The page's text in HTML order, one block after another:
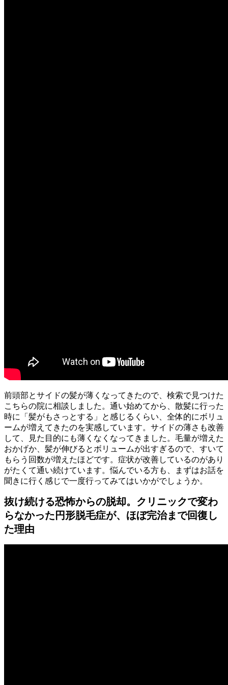
前頭部とサイドの髪が薄くなってきたので、検索で見つけた
こちらの院に相談しました。通い始めてから、散髪に行った
時に「髪がもさっとする」と感じるくらい、全体的にボリュ
ームが増えてきたのを実感しています。サイドの薄さも改善
して、見た目的にも薄くなくなってきました。毛量が増えた
おかげか、髪が伸びるとボリュームが出すぎるので、すいて
もらう回数が増えたほどです。症状が改善しているのがあり
がたくて通い続けています。悩んでいる方も、まずはお話を
聞きに行く感じで一度行ってみてはいかがでしょうか。
抜け続ける恐怖からの脱却。クリニックで変わ
らなかった円形脱毛症が、ほぼ完治まで回復し
た理由